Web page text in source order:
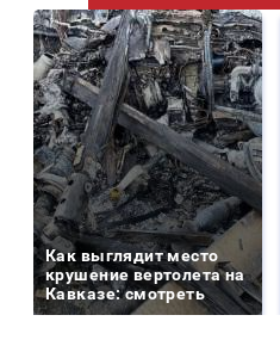
Как выглядит место
крушение вертолета на
Кавказе: смотреть